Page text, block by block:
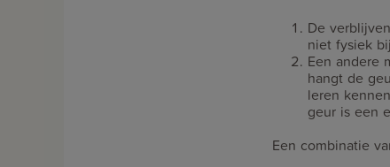
De
niet fysiek
Een andere
hangt de
leren
geur is een
Een combinatie